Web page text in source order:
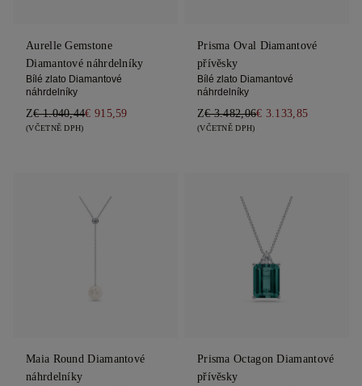
Aurelle Gemstone
Diamantové náhrdelníky
Bílé zlato Diamantové
náhrdelníky
Z€ 1.040,44€ 915,59
(VČETNĚ DPH)
Prisma Oval Diamantové
přívěsky
Bílé zlato Diamantové
náhrdelníky
Z€ 3.482,06€ 3.133,85
(VČETNĚ DPH)
Maia Round Diamantové
náhrdelníky
Prisma Octagon Diamantové
přívěsky